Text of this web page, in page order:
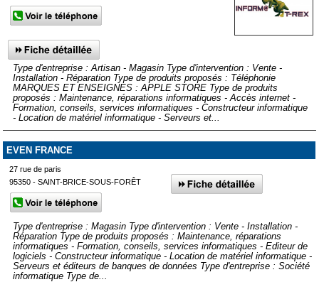
Type d'entreprise : Artisan - Magasin Type d'intervention : Vente -
Installation - Réparation Type de produits proposés : Téléphonie
MARQUES ET ENSEIGNES : APPLE STORE Type de produits
proposés : Maintenance, réparations informatiques - Accès internet -
Formation, conseils, services informatiques - Constructeur informatique
- Location de matériel informatique - Serveurs et...
EVEN FRANCE
27 rue de paris
95350 - SAINT-BRICE-SOUS-FORÊT
Type d'entreprise : Magasin Type d'intervention : Vente - Installation -
Réparation Type de produits proposés : Maintenance, réparations
informatiques - Formation, conseils, services informatiques - Editeur de
logiciels - Constructeur informatique - Location de matériel informatique -
Serveurs et éditeurs de banques de données Type d'entreprise : Société
informatique Type de...